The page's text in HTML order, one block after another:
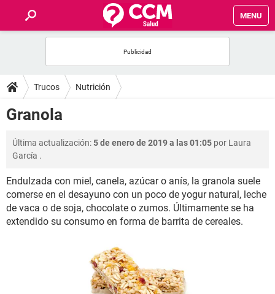
MENU
FOROS
SALUD
FAMILIA
BIENESTAR
Trucos Nutrición
Granola
Última actualización:5 de enero de 2019 a las 01:05 por Laura
García .
Endulzada con miel, canela, azúcar o anís, la granola suele
comerse en el desayuno con un poco de yogur natural, leche
de vaca o de soja, chocolate o zumos. Últimamente se ha
extendido su consumo en forma de barrita de cereales.